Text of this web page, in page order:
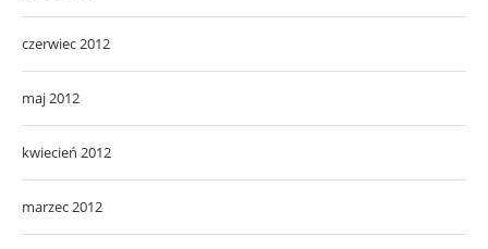
czerwiec 2012
maj 2012
kwiecień 2012
marzec 2012